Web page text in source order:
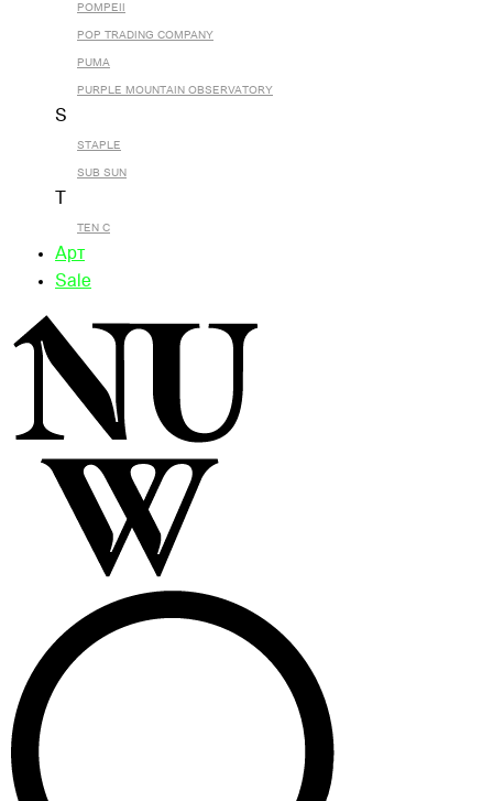
POMPEII
POP TRADING COMPANY
PUMA
PURPLE MOUNTAIN OBSERVATORY
S
STAPLE
SUB SUN
TEN C
Арт
Sale